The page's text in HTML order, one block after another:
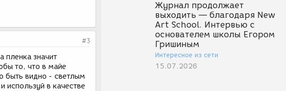
Журнал продолжает
выходить — благодаря New
Art School. Интервью с
основателем школы Егором
Гришиным
Интересное из сети
15.07.2026
#3
пленка значит
то, что в майе
быть видно - светлым
используй в качестве